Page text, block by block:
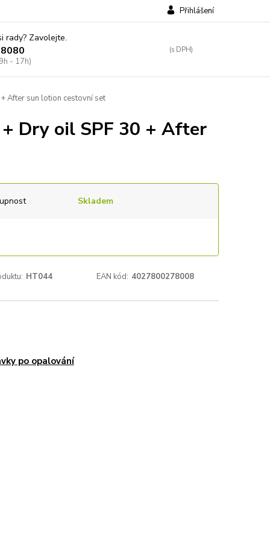
Přihlášení
rady? Zavolejte.
- 17h)
After sun lotion cestovní set
+ Dry oil SPF 30 + After
Skladem
HT044 EAN kód: 4027800278008
po opalování